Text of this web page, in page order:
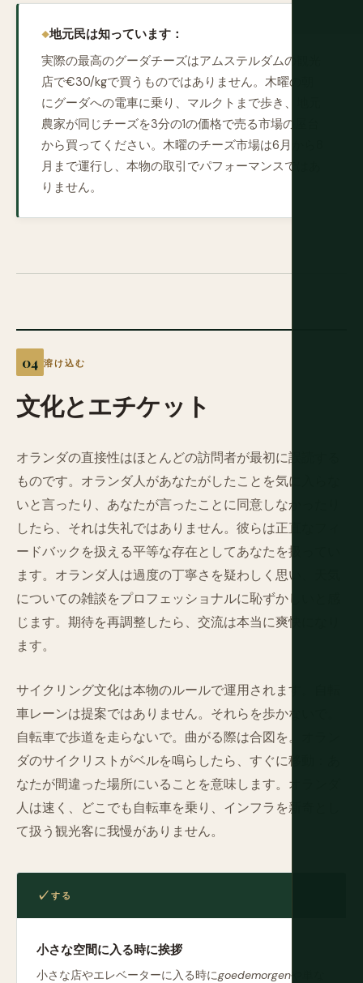
地元民は知っています：
実際の最高のグーダチーズはアムステルダムの観光
店で€30/kgで買うものではありません。木曜の朝
にグーダへの電車に乗り、マルクトまで歩き、地元
農家が同じチーズを3分の1の価格で売る市場の屋台
から買ってください。木曜のチーズ市場は6月から8
月まで運行し、本物の取引でパフォーマンスではあ
りません。
溶け込む
文化とエチケット
オランダの直接性はほとんどの訪問者が最初に誤読する
ものです。オランダ人があなたがしたことを気に入らな
いと言ったり、あなたが言ったことに同意しなかったり
したら、それは失礼ではありません。彼らは正直なフィ
ードバックを扱える平等な存在としてあなたを扱ってい
ます。オランダ人は過度の丁寧さを疑わしく思い、天気
についての雑談をプロフェッショナルに恥ずかしいと感
じます。期待を再調整したら、交流は本当に爽快になり
ます。
サイクリング文化は本物のルールで運用されます。自転
車レーンは提案ではありません。それらを歩かないで。
自転車で歩道を走らないで。曲がる際は合図を。オラン
ダのサイクリストがベルを鳴らしたら、すぐに移動：あ
なたが間違った場所にいることを意味します。オランダ
人は速く、どこでも自転車を乗り、インフラを新奇とし
て扱う観光客に我慢がありません。
する
小さな空間に入る時に挨拶
小さな店やエレベーターに入る時にgoedemorgenや単な